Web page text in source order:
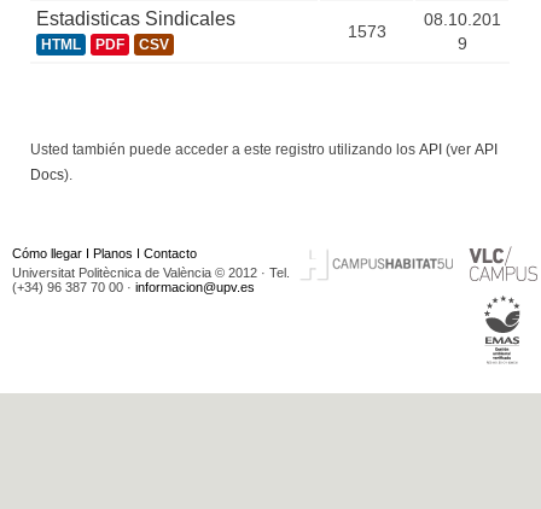
Estadisticas Sindicales
HTML PDF CSV
1573
08.10.201
9
Usted también puede acceder a este registro utilizando los API (ver API
Docs).
Cómo llegar I Planos I Contacto
Universitat Politècnica de València © 2012 · Tel.
(+34) 96 387 70 00 · informacion@upv.es